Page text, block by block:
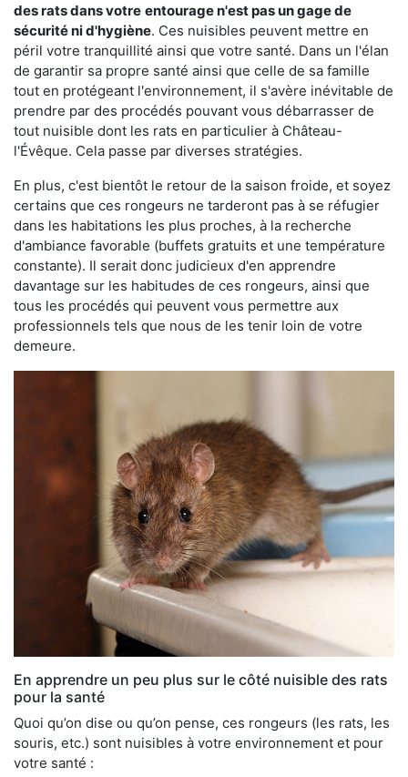
des rats dans votre entourage n'est pas un gage de
sécurité ni d'hygiène. Ces nuisibles peuvent mettre en
péril votre tranquillité ainsi que votre santé. Dans un l'élan
de garantir sa propre santé ainsi que celle de sa famille
tout en protégeant l'environnement, il s'avère inévitable de
prendre par des procédés pouvant vous débarrasser de
tout nuisible dont les rats en particulier à Château-
l'Évêque. Cela passe par diverses stratégies.
En plus, c'est bientôt le retour de la saison froide, et soyez
certains que ces rongeurs ne tarderont pas à se réfugier
dans les habitations les plus proches, à la recherche
d'ambiance favorable (buffets gratuits et une température
constante). Il serait donc judicieux d'en apprendre
davantage sur les habitudes de ces rongeurs, ainsi que
tous les procédés qui peuvent vous permettre aux
professionnels tels que nous de les tenir loin de votre
demeure.
En apprendre un peu plus sur le côté nuisible des rats
pour la santé
Quoi qu’on dise ou qu’on pense, ces rongeurs (les rats, les
souris, etc.) sont nuisibles à votre environnement et pour
votre santé :